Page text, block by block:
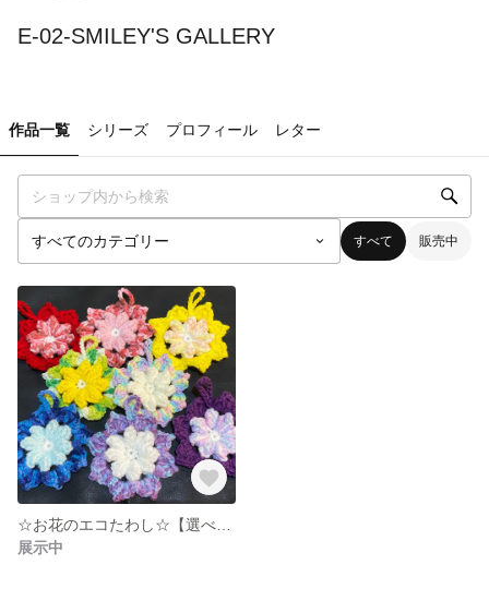
E-02-SMILEY'S GALLERY
作品一覧 シリーズ プロフィール レター
すべて 販売中
展示中